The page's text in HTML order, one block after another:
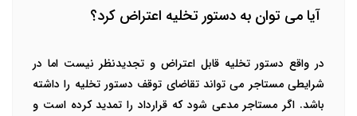
آیا می توان به دستور تخلیه اعتراض کرد؟
در واقع دستور تخلیه قابل اعتراض و تجدیدنظر نیست اما در
شرایطی مستاجر می تواند تقاضای توقف دستور تخلیه را داشته
باشد. اگر مستاجر مدعی شود که قرارداد را تمدید کرده است و